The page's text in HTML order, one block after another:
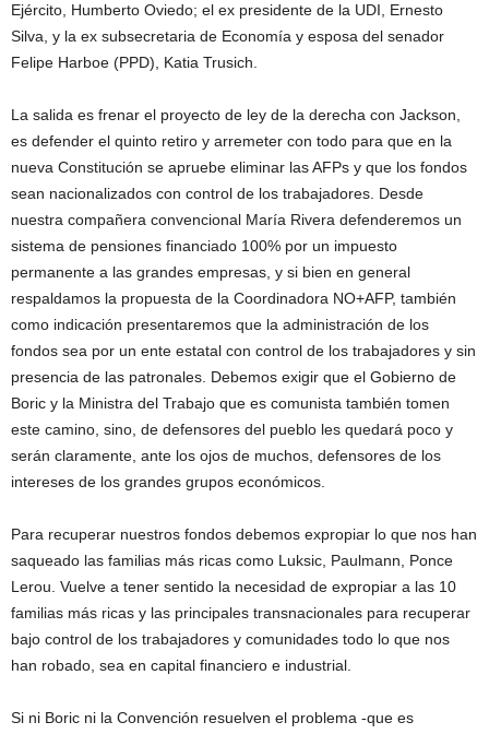
Ejército, Humberto Oviedo; el ex presidente de la UDI, Ernesto
Silva, y la ex subsecretaria de Economía y esposa del senador
Felipe Harboe (PPD), Katia Trusich.
La salida es frenar el proyecto de ley de la derecha con Jackson,
es defender el quinto retiro y arremeter con todo para que en la
nueva Constitución se apruebe eliminar las AFPs y que los fondos
sean nacionalizados con control de los trabajadores. Desde
nuestra compañera convencional María Rivera defenderemos un
sistema de pensiones financiado 100% por un impuesto
permanente a las grandes empresas, y si bien en general
respaldamos la propuesta de la Coordinadora NO+AFP, también
como indicación presentaremos que la administración de los
fondos sea por un ente estatal con control de los trabajadores y sin
presencia de las patronales. Debemos exigir que el Gobierno de
Boric y la Ministra del Trabajo que es comunista también tomen
este camino, sino, de defensores del pueblo les quedará poco y
serán claramente, ante los ojos de muchos, defensores de los
intereses de los grandes grupos económicos.
Para recuperar nuestros fondos debemos expropiar lo que nos han
saqueado las familias más ricas como Luksic, Paulmann, Ponce
Lerou. Vuelve a tener sentido la necesidad de expropiar a las 10
familias más ricas y las principales transnacionales para recuperar
bajo control de los trabajadores y comunidades todo lo que nos
han robado, sea en capital financiero e industrial.
Si ni Boric ni la Convención resuelven el problema -que es